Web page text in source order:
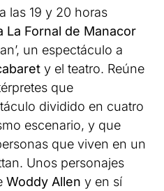
las 19 y 20 horas
La Fornal de Manacor
un espectáculo a
y el teatro. Reúne
que
dividido en cuatro
escenario, y que
que viven en un
Unos personajes
Woddy Allen y en sí